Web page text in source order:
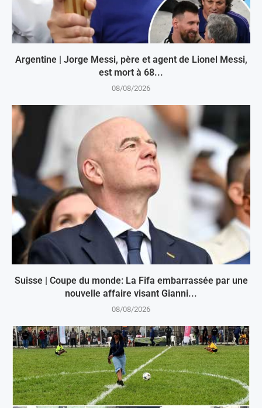
Argentine | Jorge Messi, père et agent de Lionel Messi,
est mort à 68...
08/08/2026
Suisse | Coupe du monde: La Fifa embarrassée par une
nouvelle affaire visant Gianni...
08/08/2026